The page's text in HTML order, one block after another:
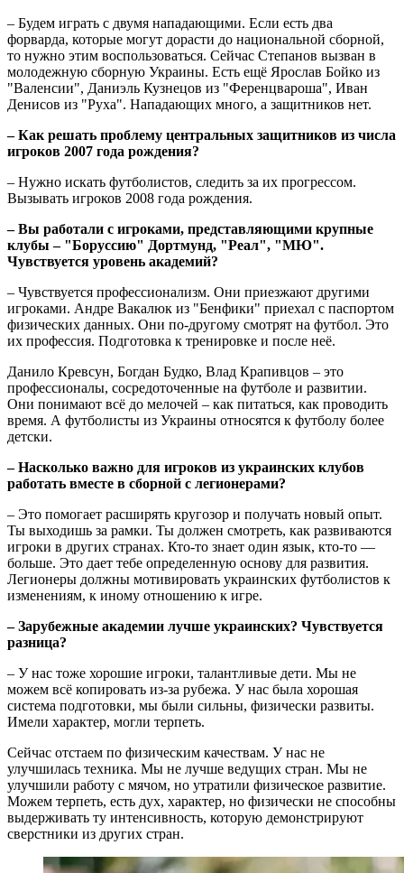
– Будем играть с двумя нападающими. Если есть два
форварда, которые могут дорасти до национальной сборной,
то нужно этим воспользоваться. Сейчас Степанов вызван в
молодежную сборную Украины. Есть ещё Ярослав Бойко из
"Валенсии", Даниэль Кузнецов из "Ференцвароша", Иван
Денисов из "Руха". Нападающих много, а защитников нет.
– Как решать проблему центральных защитников из числа
игроков 2007 года рождения?
– Нужно искать футболистов, следить за их прогрессом.
Вызывать игроков 2008 года рождения.
– Вы работали с игроками, представляющими крупные
клубы – "Боруссию" Дортмунд, "Реал", "МЮ".
Чувствуется уровень академий?
– Чувствуется профессионализм. Они приезжают другими
игроками. Андре Вакалюк из "Бенфики" приехал с паспортом
физических данных. Они по-другому смотрят на футбол. Это
их профессия. Подготовка к тренировке и после неё.
Данило Кревсун, Богдан Будко, Влад Крапивцов – это
профессионалы, сосредоточенные на футболе и развитии.
Они понимают всё до мелочей – как питаться, как проводить
время. А футболисты из Украины относятся к футболу более
детски.
– Насколько важно для игроков из украинских клубов
работать вместе в сборной с легионерами?
– Это помогает расширять кругозор и получать новый опыт.
Ты выходишь за рамки. Ты должен смотреть, как развиваются
игроки в других странах. Кто-то знает один язык, кто-то —
больше. Это дает тебе определенную основу для развития.
Легионеры должны мотивировать украинских футболистов к
изменениям, к иному отношению к игре.
– Зарубежные академии лучше украинских? Чувствуется
разница?
– У нас тоже хорошие игроки, талантливые дети. Мы не
можем всё копировать из-за рубежа. У нас была хорошая
система подготовки, мы были сильны, физически развиты.
Имели характер, могли терпеть.
Сейчас отстаем по физическим качествам. У нас не
улучшилась техника. Мы не лучше ведущих стран. Мы не
улучшили работу с мячом, но утратили физическое развитие.
Можем терпеть, есть дух, характер, но физически не способны
выдерживать ту интенсивность, которую демонстрируют
сверстники из других стран.